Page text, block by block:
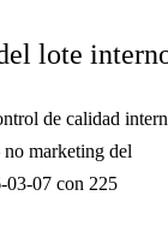
lote
de calidad
marketing del
03-07 con 225